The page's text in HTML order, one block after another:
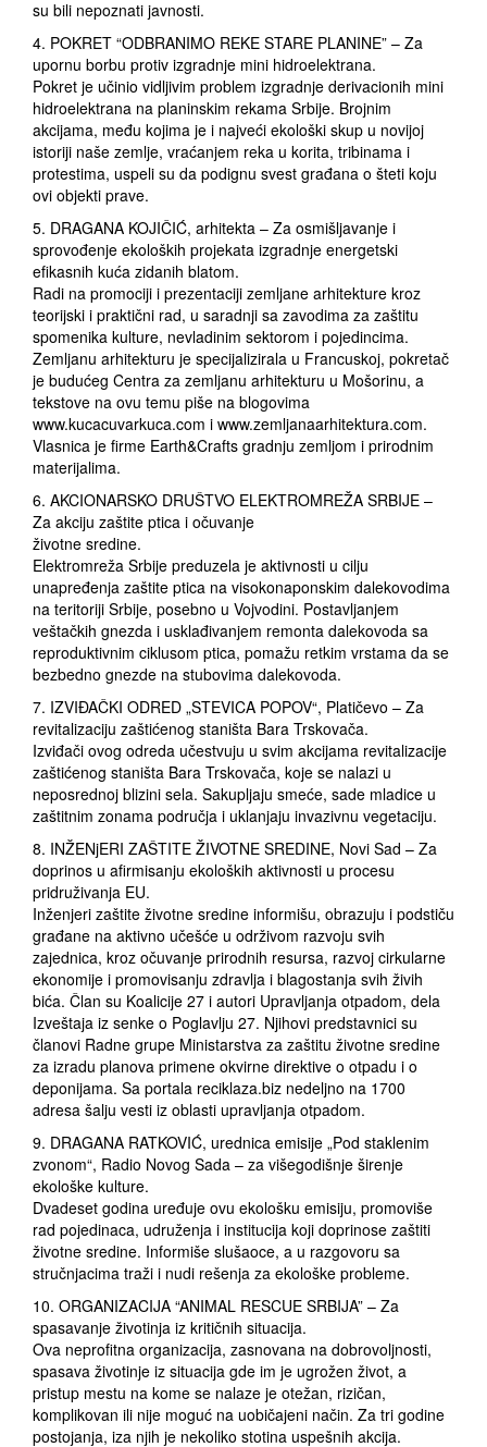
su bili nepoznati javnosti.
4. POKRET “ODBRANIMO REKE STARE PLANINE” – Za
upornu borbu protiv izgradnje mini hidroelektrana.
Pokret je učinio vidljivim problem izgradnje derivacionih mini
hidroelektrana na planinskim rekama Srbije. Brojnim
akcijama, među kojima je i najveći ekološki skup u novijoj
istoriji naše zemlje, vraćanjem reka u korita, tribinama i
protestima, uspeli su da podignu svest građana o šteti koju
ovi objekti prave.
5. DRAGANA KOJIČIĆ, arhitekta – Za osmišljavanje i
sprovođenje ekoloških projekata izgradnje energetski
efikasnih kuća zidanih blatom.
Radi na promociji i prezentaciji zemljane arhitekture kroz
teorijski i praktični rad, u saradnji sa zavodima za zaštitu
spomenika kulture, nevladinim sektorom i pojedincima.
Zemljanu arhitekturu je specijalizirala u Francuskoj, pokretač
je budućeg Centra za zemljanu arhitekturu u Mošorinu, a
tekstove na ovu temu piše na blogovima
www.kucacuvarkuca.com i www.zemljanaarhitektura.com.
Vlasnica je firme Earth&Crafts gradnju zemljom i prirodnim
materijalima.
6. AKCIONARSKO DRUŠTVO ELEKTROMREŽA SRBIJE –
Za akciju zaštite ptica i očuvanje
životne sredine.
Elektromreža Srbije preduzela je aktivnosti u cilju
unapređenja zaštite ptica na visokonaponskim dalekovodima
na teritoriji Srbije, posebno u Vojvodini. Postavljanjem
veštačkih gnezda i usklađivanjem remonta dalekovoda sa
reproduktivnim ciklusom ptica, pomažu retkim vrstama da se
bezbedno gnezde na stubovima dalekovoda.
7. IZVIĐAČKI ODRED „STEVICA POPOV“, Platičevo – Za
revitalizaciju zaštićenog staništa Bara Trskovača.
Izviđači ovog odreda učestvuju u svim akcijama revitalizacije
zaštićenog staništa Bara Trskovača, koje se nalazi u
neposrednoj blizini sela. Sakupljaju smeće, sade mladice u
zaštitnim zonama područja i uklanjaju invazivnu vegetaciju.
8. INŽENjERI ZAŠTITE ŽIVOTNE SREDINE, Novi Sad – Za
doprinos u afirmisanju ekoloških aktivnosti u procesu
pridruživanja EU.
Inženjeri zaštite životne sredine informišu, obrazuju i podstiču
građane na aktivno učešće u održivom razvoju svih
zajednica, kroz očuvanje prirodnih resursa, razvoj cirkularne
ekonomije i promovisanju zdravlja i blagostanja svih živih
bića. Član su Koalicije 27 i autori Upravljanja otpadom, dela
Izveštaja iz senke o Poglavlju 27. Njihovi predstavnici su
članovi Radne grupe Ministarstva za zaštitu životne sredine
za izradu planova primene okvirne direktive o otpadu i o
deponijama. Sa portala reciklaza.biz nedeljno na 1700
adresa šalju vesti iz oblasti upravljanja otpadom.
9. DRAGANA RATKOVIĆ, urednica emisije „Pod staklenim
zvonom“, Radio Novog Sada – za višegodišnje širenje
ekološke kulture.
Dvadeset godina uređuje ovu ekološku emisiju, promoviše
rad pojedinaca, udruženja i institucija koji doprinose zaštiti
životne sredine. Informiše slušaoce, a u razgovoru sa
stručnjacima traži i nudi rešenja za ekološke probleme.
10. ORGANIZACIJA “ANIMAL RESCUE SRBIJA” – Za
spasavanje životinja iz kritičnih situacija.
Ova neprofitna organizacija, zasnovana na dobrovoljnosti,
spasava životinje iz situacija gde im je ugrožen život, a
pristup mestu na kome se nalaze je otežan, rizičan,
komplikovan ili nije moguć na uobičajeni način. Za tri godine
postojanja, iza njih je nekoliko stotina uspešnih akcija.